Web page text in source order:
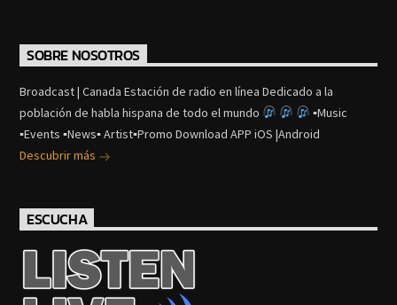
SOBRE NOSOTROS
Broadcast | Canada Estación de radio en línea Dedicado a la
población de habla hispana de todo el mundo
▪Music
▪Events ▪News▪ Artist▪Promo Download APP iOS |Android
Descubrir más
ESCUCHA